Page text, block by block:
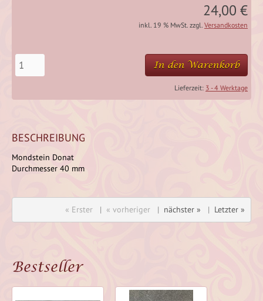
24,00 €
inkl. 19 % MwSt. zzgl. Versandkosten
In den Warenkorb
Lieferzeit: 3 - 4 Werktage
BESCHREIBUNG
Mondstein Donat
Durchmesser 40 mm
« Erster | « vorheriger | nächster » | Letzter »
Bestseller